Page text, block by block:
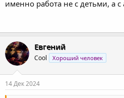
именно работа не с детьми, а
Евгений
Cool Хороший человек
14 Дек 2024